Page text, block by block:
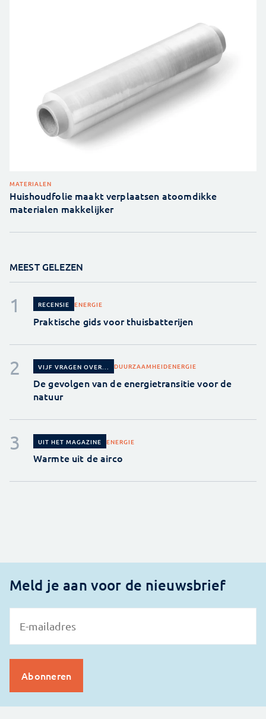
MATERIALEN
Huishoudfolie maakt verplaatsen atoomdikke
materialen makkelijker
MEEST GELEZEN
RECENSIE ENERGIE
Praktische gids voor thuisbatterijen
VIJF VRAGEN OVER... DUURZAAMHEIDENERGIE
De gevolgen van de energietransitie voor de
natuur
UIT HET MAGAZINE ENERGIE
Warmte uit de airco
Meld je aan voor de nieuwsbrief